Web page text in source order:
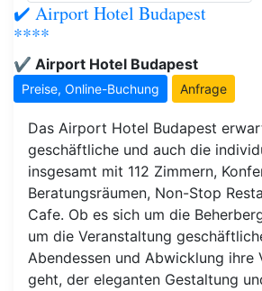
✔️ Airport Hotel Budapest
****
✔️ Airport Hotel Budapest
Preise, Online-Buchung Anfrage
Das Airport Hotel Budapest
geschäftliche und auch die
insgesamt mit 112 Zimmern,
Beratungsräumen, Non-Stop
Cafe. Ob es sich um die
um die Veranstaltung
Abendessen und Abwicklung ihre
geht, der eleganten Gestaltung